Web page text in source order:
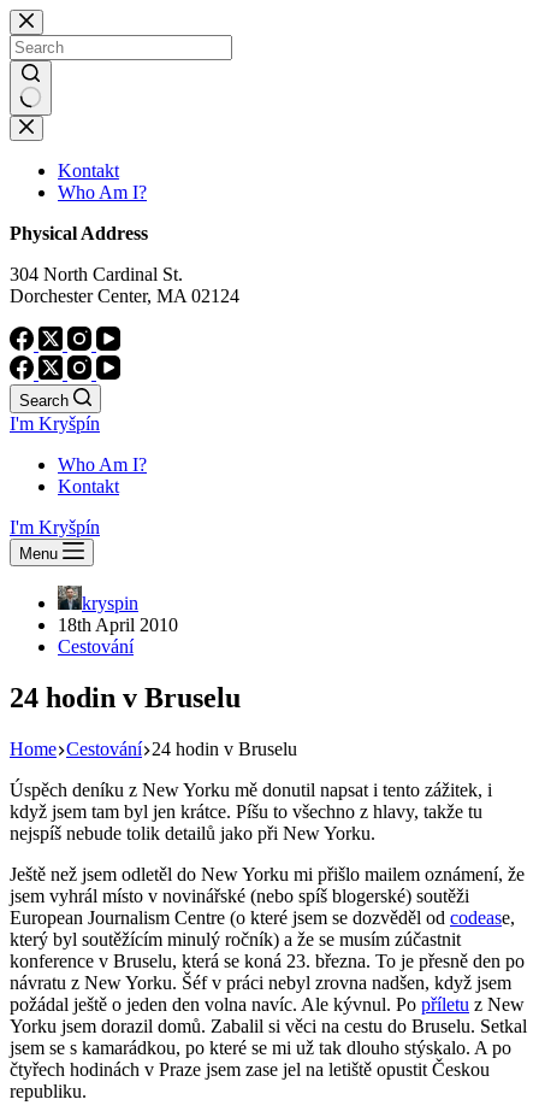
Skip
to
content
No
results
Kontakt
Who Am I?
Physical Address
304 North Cardinal St.
Dorchester Center, MA 02124
Search
I'm Kryšpín
Who Am I?
Kontakt
I'm Kryšpín
Menu
kryspin
18th April 2010
Cestování
24 hodin v Bruselu
Home Cestování 24 hodin v Bruselu
Úspěch deníku z New Yorku mě donutil napsat i tento zážitek, i
když jsem tam byl jen krátce. Píšu to všechno z hlavy, takže tu
nejspíš nebude tolik detailů jako při New Yorku.
Ještě než jsem odletěl do New Yorku mi přišlo mailem oznámení, že
jsem vyhrál místo v novinářské (nebo spíš blogerské) soutěži
European Journalism Centre (o které jsem se dozvěděl od codease,
který byl soutěžícím minulý ročník) a že se musím zúčastnit
konference v Bruselu, která se koná 23. března. To je přesně den po
návratu z New Yorku. Šéf v práci nebyl zrovna nadšen, když jsem
požádal ještě o jeden den volna navíc. Ale kývnul. Po příletu z New
Yorku jsem dorazil domů. Zabalil si věci na cestu do Bruselu. Setkal
jsem se s kamarádkou, po které se mi už tak dlouho stýskalo. A po
čtyřech hodinách v Praze jsem zase jel na letiště opustit Českou
republiku.